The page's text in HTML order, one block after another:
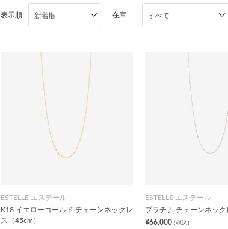
表示順 在庫
ESTELLE エステール
K18 イエローゴールド チェーンネックレ
ス（45cm）
ESTELLE エステール
プラチナ チェーンネック
¥66,000 (税込)